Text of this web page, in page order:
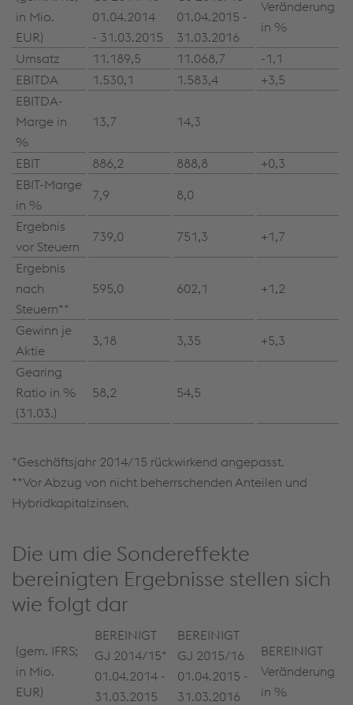
in Mio.
EUR)
01.04.2014
- 31.03.2015
01.04.2015 -
31.03.2016
Veränderung
in %
Umsatz
11.189,5 11.068,7
-1,1
EBITDA
1.530,1 1.583,4
+3,5
EBITDA-
Marge in
%
13,7 14,3
EBIT 886,2 888,8
+0,3
EBIT-Marge
in %
7,9
8,0
Ergebnis
vor Steuern
739,0 751,3
+1,7
Ergebnis
nach
Steuern**
595,0 602,1 +1,2
Gewinn je
Aktie
3,18 3,35
+5,3
Gearing
Ratio in %
(31.03.)
58,2 54,5
*Geschäftsjahr 2014/15 rückwirkend angepasst.
**Vor Abzug von nicht beherrschenden Anteilen und
Hybridkapitalzinsen.
Die um die Sondereffekte
bereinigten Ergebnisse stellen sich
wie folgt dar
(gem. IFRS;
in Mio.
EUR)
BEREINIGT
GJ 2014/15*
01.04.2014 -
31.03.2015
BEREINIGT
GJ 2015/16
01.04.2015 -
31.03.2016
BEREINIGT
Veränderung
in %